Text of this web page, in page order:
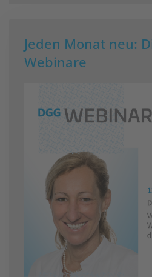
Jeden Monat neu:
Webinare